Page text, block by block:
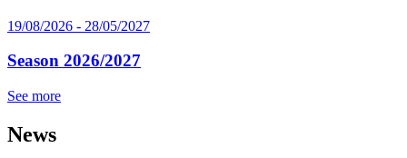
19/08/2026 - 28/05/2027
Season 2026/2027
See more
News